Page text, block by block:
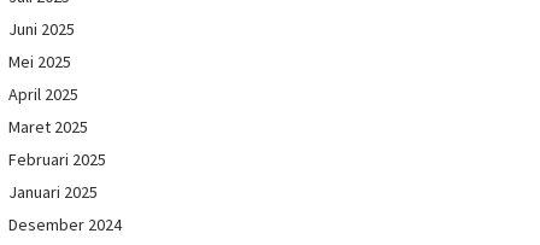
Juni 2025
Mei 2025
April 2025
Maret 2025
Februari 2025
Januari 2025
Desember 2024